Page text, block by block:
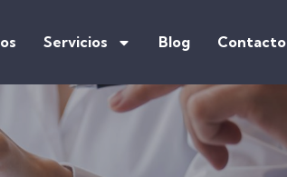
Servicios Blog Contacto